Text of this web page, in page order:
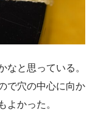
なと思っている。
で穴の中心に向か
よかった。